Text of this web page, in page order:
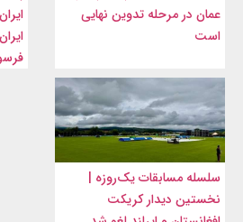
عمان در مرحله تدوین نهایی
است
سلسله مسابقات یک‌روزه |
نخستین دیدار کریکت